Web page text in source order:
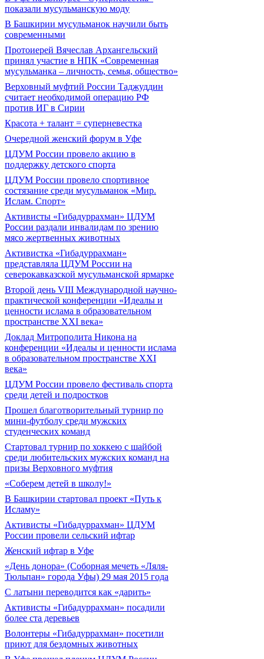
показали мусульманскую моду
В Башкирии мусульманок научили быть
современными
Протоиерей Вячеслав Архангельский
принял участие в НПК «Современная
мусульманка – личность, семья, общество»
Верховный муфтий России Таджуддин
считает необходимой операцию РФ
против ИГ в Сирии
Красота + талант = суперневестка
Очередной женский форум в Уфе
ЦДУМ России провело акцию в
поддержку детского спорта
ЦДУМ России провело спортивное
состязание среди мусульманок «Мир.
Ислам. Спорт»
Активисты «Гибадуррахман» ЦДУМ
России раздали инвалидам по зрению
мясо жертвенных животных
Активистка «Гибадуррахман»
представляла ЦДУМ России на
северокавказской мусульманской ярмарке
Второй день VIII Международной научно-
практической конференции «Идеалы и
ценности ислама в образовательном
пространстве XXI века»
Доклад Митрополита Никона на
конференции «Идеалы и ценности ислама
в образовательном пространстве XXI
века»
ЦДУМ России провело фестиваль спорта
среди детей и подростков
Прошел благотворительный турнир по
мини-футболу среди мужских
студенческих команд
Cтартовал турнир по хоккею с шайбой
среди любительских мужских команд на
призы Верховного муфтия
«Соберем детей в школу!»
В Башкирии стартовал проект «Путь к
Исламу»
Активисты «Гибадуррахман» ЦДУМ
России провели сельский ифтар
Женский ифтар в Уфе
«День донора» (Соборная мечеть «Ляля-
Тюльпан» города Уфы) 29 мая 2015 года
С латыни переводится как «дарить»
Активисты «Гибадуррахман» посадили
более ста деревьев
Волонтеры «Гибадуррахман» посетили
приют для бездомных животных